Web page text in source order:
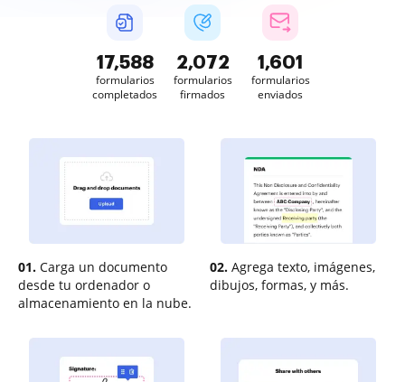
17,589
formularios
completados
2,072
formularios
firmados
1,602
formularios
enviados
01. Carga un documento
desde tu ordenador o
almacenamiento en la nube.
02. Agrega texto, imágenes,
dibujos, formas, y más.